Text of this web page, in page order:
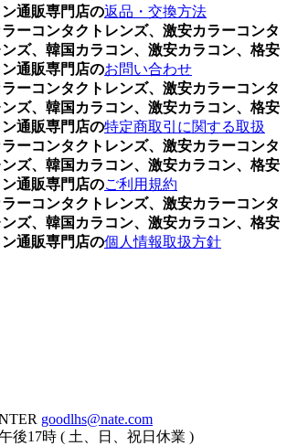
通販専門店の返品・交換方法
ーコンタクトレンズ、激安カラーコンタ
ズ、韓国カラコン、激安カラコン、格安
通販専門店のお問い合わせ
ーコンタクトレンズ、激安カラーコンタ
ズ、韓国カラコン、激安カラコン、格安
通販専門店の特定商取引に関する取扱
ーコンタクトレンズ、激安カラーコンタ
ズ、韓国カラコン、激安カラコン、格安
通販専門店のご利用規約
ーコンタクトレンズ、激安カラーコンタ
ズ、韓国カラコン、激安カラコン、格安
通販専門店の個人情報取扱方針
goodlhs@nate.com
後17時 ( 土、日、祝日休業 )